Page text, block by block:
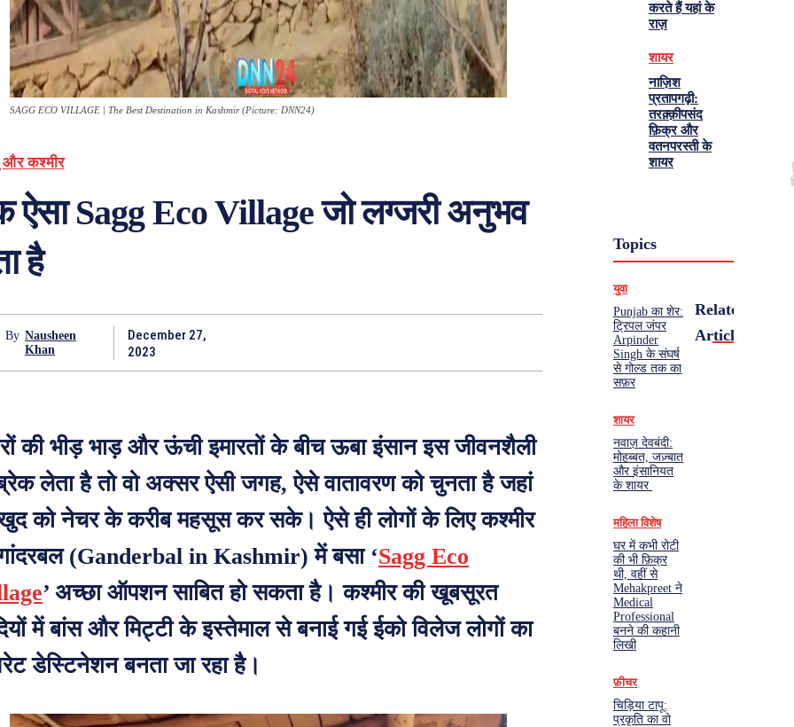
SAGG ECO VILLAGE | The Best Destination in Kashmir (Picture: DNN24)
कश्मीर
ऐसा Sagg Eco Village जो लग्जरी अनुभव
है
By Nausheen
Khan
December 27,
2023
की भीड़ भाड़ और ऊंची इमारतों के बीच ऊबा इंसान इस जीवनशैली
लेता है तो वो अक्सर ऐसी जगह, ऐसे वातावरण को चुनता है जहां
को नेचर के करीब महसूस कर सके। ऐसे ही लोगों के लिए कश्मीर
(Ganderbal in Kashmir) में बसा ‘Sagg Eco
’ अच्छा ऑपशन साबित हो सकता है। कश्मीर की खूबसूरत
में बांस और मिट्टी के इस्तेमाल से बनाई गई ईको विलेज लोगों का
डेस्टिनेशन बनता जा रहा है।
करते हैं यहां के
राज़
शायर
नाज़िश
प्रतापगढ़ी:
तरक़्क़ीपसंद
फ़िक्र और
वतनपरस्ती के
शायर
Topics
युवा
Punjab का शेर:
ट्रिपल जंपर
Arpinder
Singh के संघर्ष
से गोल्ड तक का
सफ़र
शायर
नवाज़ देवबंदी:
मोहब्बत, जज़्बात
और इंसानियत
के शायर
महिला विशेष
घर में कभी रोटी
की भी फ़िक्र
थी, वहीं से
Mehakpreet ने
Medical
Professional
बनने की कहानी
लिखी
फ़ीचर
चिड़िया टापू:
प्रकृति का वो
Related
Articles